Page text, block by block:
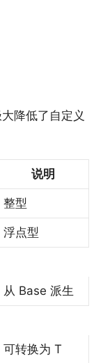
降低了自定义
说明
整型
浮点型
从 Base 派生
可转换为 T